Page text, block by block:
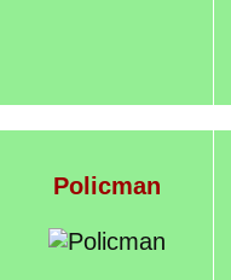
Policman